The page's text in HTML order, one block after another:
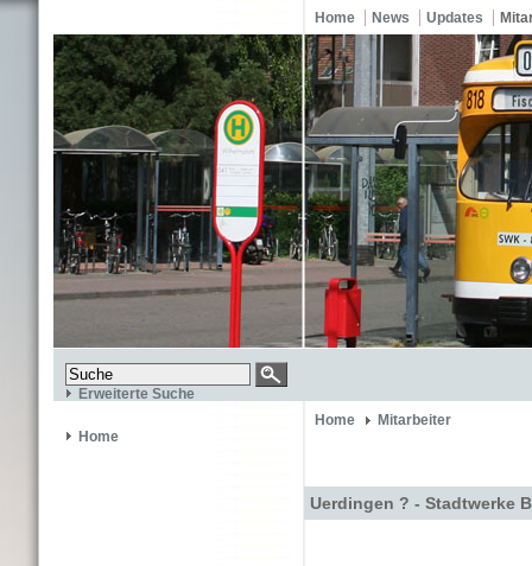
Home News Updates
Erweiterte Suche
Home
Home Mitarbeiter
Uerdingen ? - Stadtwerke